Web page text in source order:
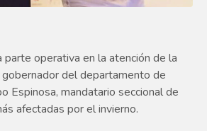
parte operativa en la atención de la
del departamento de
Espinosa, mandatario seccional de
afectadas por el invierno.